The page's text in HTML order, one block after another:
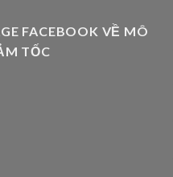
FACEBOOK VỀ MÔ
TỐC